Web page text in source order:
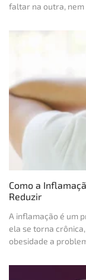
faltar na outra,
Como a
Reduzir
A inflamação é um
ela se torna
obesidade a